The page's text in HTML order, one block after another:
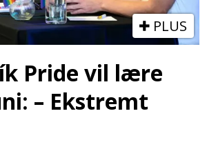
PLUS
Pride vil lære
– Ekstremt